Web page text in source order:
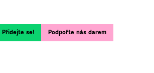
Přidejte se! Podpořte nás darem